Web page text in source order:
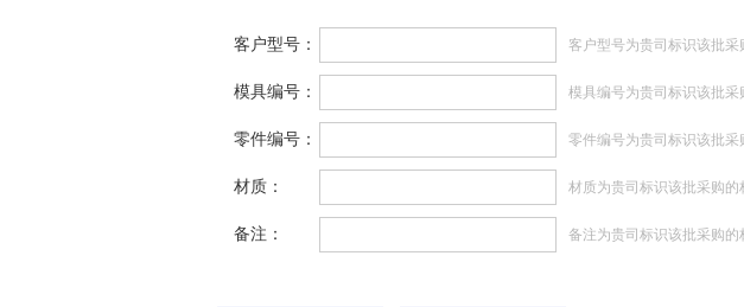
客户型号： 客户型号为贵司标识该批采
模具编号： 模具编号为贵司标识该批采
零件编号： 零件编号为贵司标识该批采
材质： 材质为贵司标识该批采购的
备注： 备注为贵司标识该批采购的